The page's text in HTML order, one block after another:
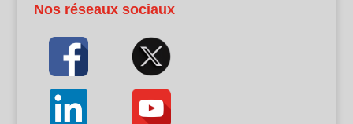
Nos réseaux sociaux